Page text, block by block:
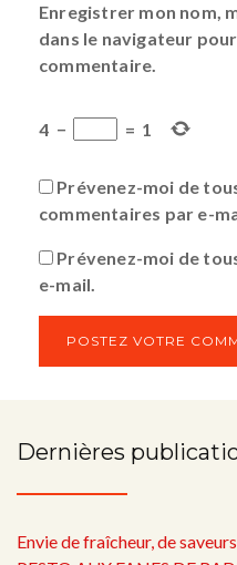
Enregistrer mon nom,
dans le navigateur
commentaire.
4 − = 1
Prévenez-moi de
commentaires par e-
Prévenez-moi de
e-mail.
Dernières
Envie de fraîcheur, de